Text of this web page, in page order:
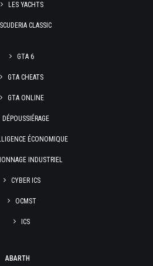
LES YACHTS
SCUDERIA CLASSIC
GTA 6
GTA CHEATS
GTA ONLINE
DÉPOUSSIÉRAGE
ÉCONOMIQUE
INDUSTRIEL
CYBER ICS
OCMST
ICS
ABARTH